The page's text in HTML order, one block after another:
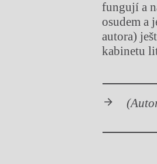
fungují a
osudem a
autora)
kabinetu